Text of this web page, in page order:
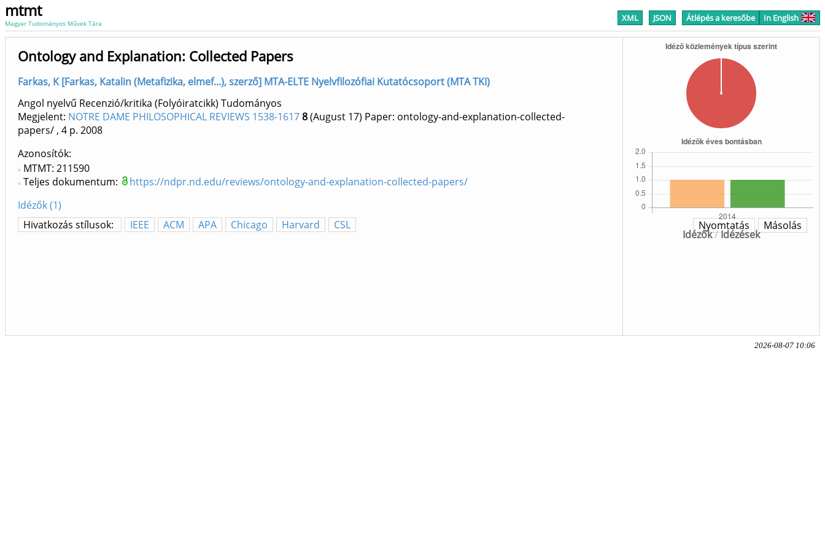
mtmt
Magyar Tudományos Művek Tára XML JSON Átlépés a keresőbe In English
Idézők/Idézések
Ontology and Explanation: Collected Papers
Farkas, K [Farkas, Katalin (Metafizika, elmef...), szerző] MTA-ELTE Nyelvfilozófiai Kutatócsoport (MTA TKI)
Angol nyelvű Recenzió/kritika (Folyóiratcikk) Tudományos
Megjelent: NOTRE DAME PHILOSOPHICAL REVIEWS 1538-16178(August 17) Paper: ontology-and-explanation-collected-
papers/ , 4 p. 2008
Azonosítók
MTMT: 211590
Teljes dokumentum:
https://ndpr.nd.edu/reviews/ontology-and-explanation-collected-papers/
Idézők (1)
Hivatkozás stílusok:
IEEE ACM APA Chicago Harvard CSL Másolás
Nyomtatás
2026-08-07 10:06